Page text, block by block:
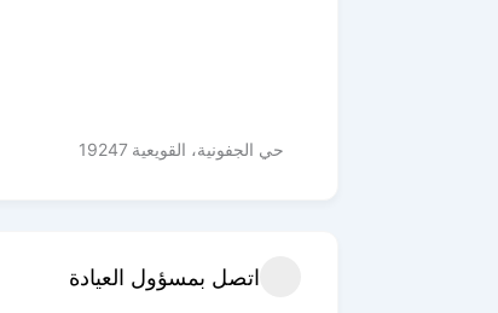
حي الجفونية، القويعية 19247
اتصل بمسؤول العيادة